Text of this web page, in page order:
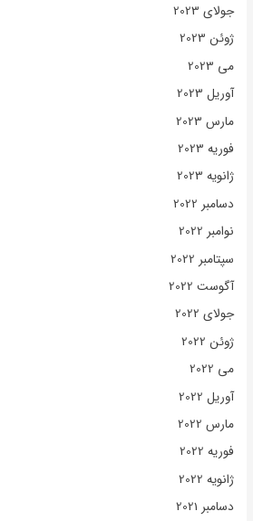
جولای 2023
ژوئن 2023
می 2023
آوریل 2023
مارس 2023
فوریه 2023
ژانویه 2023
دسامبر 2022
نوامبر 2022
سپتامبر 2022
آگوست 2022
جولای 2022
ژوئن 2022
می 2022
آوریل 2022
مارس 2022
فوریه 2022
ژانویه 2022
دسامبر 2021